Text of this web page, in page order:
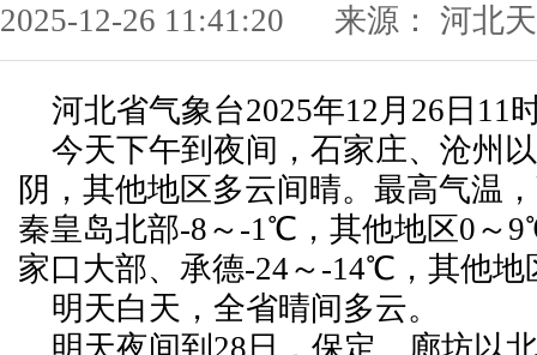
2025-12-26 11:41:20 来源： 河北
河北省气象台2025年12月26日11
今天下午到夜间，石家庄、沧州
阴，其他地区多云间晴。最高气温
秦皇岛北部-8～-1℃，其他地区0～
家口大部、承德-24～-14℃，其他
明天白天，全省晴间多云。
明天夜间到28日，保定、廊坊以